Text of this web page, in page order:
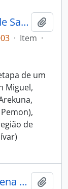
Vozes inscritas: o movimento de San Miguel entre os Pemon Venezuela
· Item ·
de um
Miguel,
de
Manual do microscopista indígena de saúde: distrito sanitário indígena do leste de Roraima:povos Macuxi, Wapichana, Ingaricó, Taurepang, Patamona e Wai-wai.